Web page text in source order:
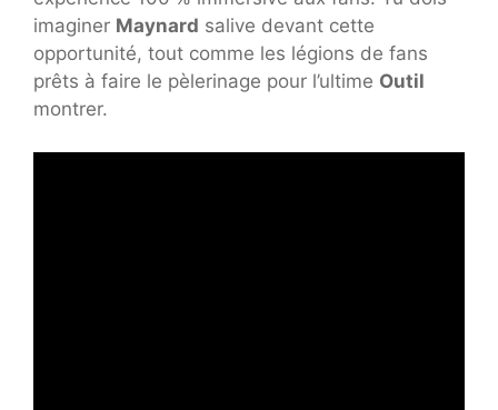
imaginer Maynard salive devant cette
opportunité, tout comme les légions de fans
prêts à faire le pèlerinage pour l’ultime Outil
montrer.